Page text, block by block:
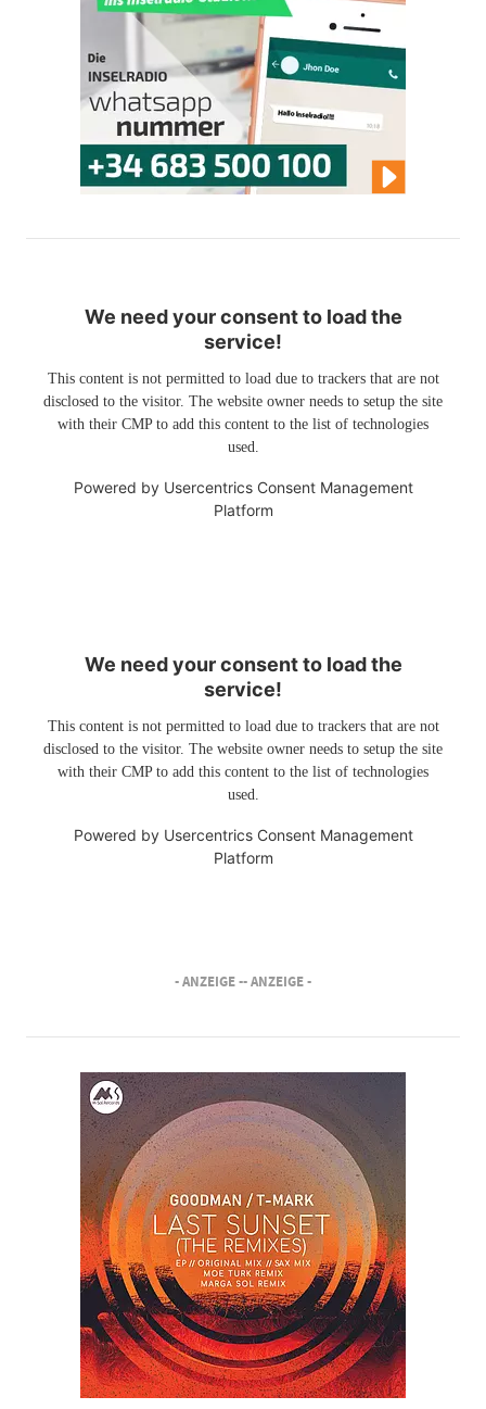
We need your consent to load the
service!
This content is not permitted to load due to trackers that are not
disclosed to the visitor. The website owner needs to setup the site
with their CMP to add this content to the list of technologies
used.
Powered by Usercentrics Consent Management
Platform
We need your consent to load the
service!
This content is not permitted to load due to trackers that are not
disclosed to the visitor. The website owner needs to setup the site
with their CMP to add this content to the list of technologies
used.
Powered by Usercentrics Consent Management
Platform
- ANZEIGE -- ANZEIGE -